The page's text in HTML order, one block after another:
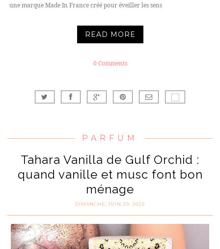
une marque Made In France créé pour éveiller les sens
READ MORE
0 Comments
PARFUM
Tahara Vanilla de Gulf Orchid :
quand vanille et musc font bon
ménage
DIMANCHE, JUIN 29, 2025